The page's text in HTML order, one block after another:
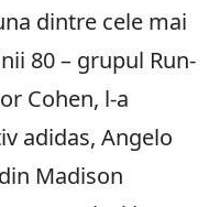
dintre cele mai
80 – grupul Run-
Cohen, l-a
adidas, Angelo
Madison